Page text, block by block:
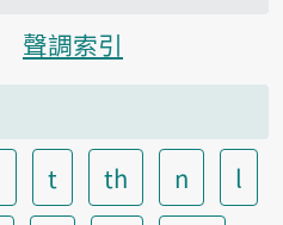
聲調索引
t th n
l